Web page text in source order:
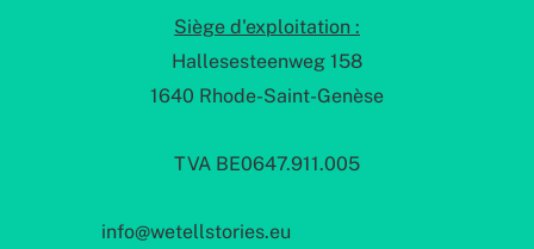
Siège d'exploitation :
Hallesesteenweg 158
1640 Rhode-Saint-Genèse
TVA BE0647.911.005
info@wetellstories.eu